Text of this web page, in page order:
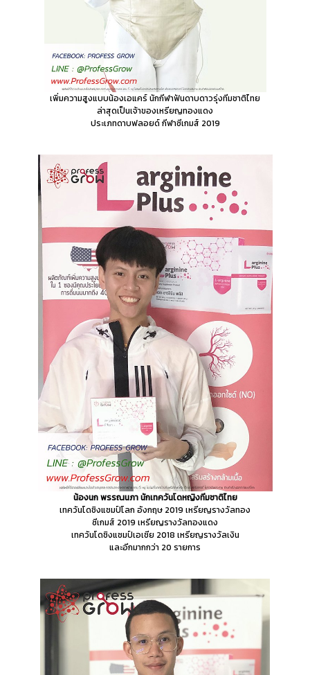
เพิ่มความสูงแบบน้องเอแคร์นักกีฬาฟันดาบดาวรุ่งทีมชาติไทย
ล่าสุดเป็นเจ้าของเหรียญทองแดง
ประเภทดาบฟลอยด์ กีฬาซีเกมส์ 2019
น้องนก พรรณนภา นักเทควันโดหญิงทีมชาติไทย
เทควันโดชิงแชมป์โลก อังกฤษ 2019 เหรียญรางวัลทอง
ซีเกมส์ 2019 เหรียญรางวัลทองแดง
เทควันโดชิงแชมป์เอเชีย 2018 เหรียญรางวัลเงิน
และอีกมากกว่า 20 รายการ